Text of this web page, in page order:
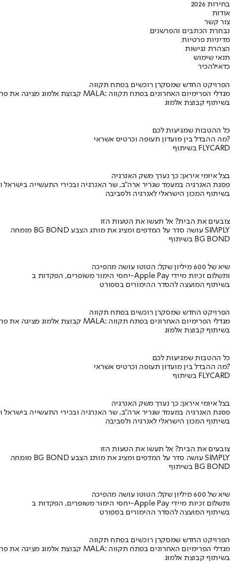
בחירות 2026
אודות
צור קשר
נבחרת הכתבים והפרשנים
מדיניות פרטיות
הצהרת נגישות
תנאי שימוש
כדאילהכיר
הפרויקט החדש שמסקרן רוכשים בפתח תקווה
קבוצת אלמוג מציגה את פרויקט MALA: מגדלי הפרימיום האחרונים בפתח תקווה
בשיתוף קבוצת אלמוג
כל ההטבות שמגיעות לכם
מה ההבדל בין מועדון תעופה וכרטיס אשראי?
בשיתוף FLYCARD
בצל איומי איראן: כך נערך משק האנרגיה
פסגת האנרגיה במעמד שגריר ארה"ב, שר האנרגיה ובכירי התעשייה בישראל
בשיתוף המכון הישראלי לאנרגיה ולסביבה
צובעים את הבית? אל תעשו את הטעות הזו
מומחה BG BOND עושה סדר על המדפים ומציג את מותג הצבע SIMPLY
בשיתוף BG BOND
שיא של 600 מיליון שקל: הטוטו עושה מהפיכה
יחסי הימור משופרים, הפקדות ב-Apple Pay ותשלום זכיות מיידי
בשיתוף המועצה להסדר ההימורים בספורט
הפרויקט החדש שמסקרן רוכשים בפתח תקווה
קבוצת אלמוג מציגה את פרויקט MALA: מגדלי הפרימיום האחרונים בפתח תקווה
בשיתוף קבוצת אלמוג
כל ההטבות שמגיעות לכם
מה ההבדל בין מועדון תעופה וכרטיס אשראי?
בשיתוף FLYCARD
בצל איומי איראן: כך נערך משק האנרגיה
פסגת האנרגיה במעמד שגריר ארה"ב, שר האנרגיה ובכירי התעשייה בישראל
בשיתוף המכון הישראלי לאנרגיה ולסביבה
צובעים את הבית? אל תעשו את הטעות הזו
מומחה BG BOND עושה סדר על המדפים ומציג את מותג הצבע SIMPLY
בשיתוף BG BOND
שיא של 600 מיליון שקל: הטוטו עושה מהפיכה
יחסי הימור משופרים, הפקדות ב-Apple Pay ותשלום זכיות מיידי
בשיתוף המועצה להסדר ההימורים בספורט
הפרויקט החדש שמסקרן רוכשים בפתח תקווה
קבוצת אלמוג מציגה את פרויקט MALA: מגדלי הפרימיום האחרונים בפתח תקווה
בשיתוף קבוצת אלמוג